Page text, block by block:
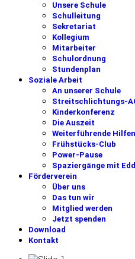
Unsere Schule
Schulleitung
Sekretariat
Kollegium
Mitarbeiter
Schulordnung
Stundenplan
Soziale Arbeit
An unserer Schule
Streitschlichtungs-
Kinderkonferenz
Die Auszeit
Weiterführende Hilfen
Frühstücks-Club
Power-Pause
Spaziergänge mit
Förderverein
Über uns
Das tun wir
Mitglied werden
Jetzt spenden
Download
Kontakt